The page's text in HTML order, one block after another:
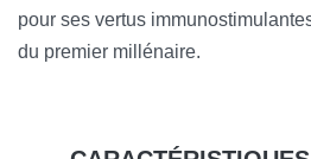
pour ses vertus
du premier millénaire.